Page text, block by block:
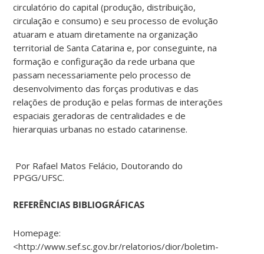
circulatório do capital (produção, distribuição,
circulação e consumo) e seu processo de evolução
atuaram e atuam diretamente na organização
territorial de Santa Catarina e, por conseguinte, na
formação e configuração da rede urbana que
passam necessariamente pelo processo de
desenvolvimento das forças produtivas e das
relações de produção e pelas formas de interações
espaciais geradoras de centralidades e de
hierarquias urbanas no estado catarinense.
Por Rafael Matos Felácio, Doutorando do
PPGG/UFSC.
REFERÊNCIAS BIBLIOGRÁFICAS
Homepage:
<http://www.sef.sc.gov.br/relatorios/dior/boletim-